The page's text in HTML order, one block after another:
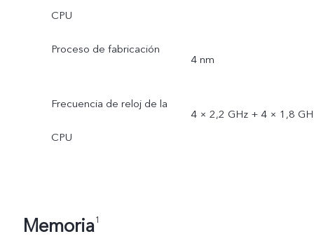
CPU
Proceso de fabricación
4 nm
Frecuencia de reloj de la
CPU
4 × 2,2 GHz + 4 × 1,8
Memoria1